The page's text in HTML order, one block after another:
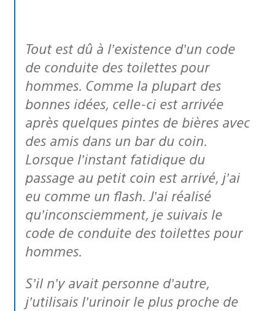
Tout est dû à l’existence d’un code
de conduite des toilettes pour
hommes. Comme la plupart des
bonnes idées, celle-ci est arrivée
après quelques pintes de bières avec
des amis dans un bar du coin.
Lorsque l’instant fatidique du
passage au petit coin est arrivé, j’ai
eu comme un flash. J’ai réalisé
qu’inconsciemment, je suivais le
code de conduite des toilettes pour
hommes.
S’il n’y avait personne d’autre,
j’utilisais l’urinoir le plus proche de